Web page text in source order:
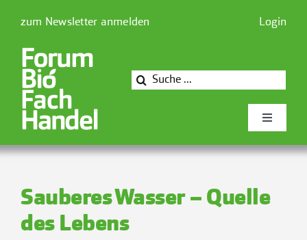
Inhaltzum Newsletter anmelden Login
Suche
Toggle
Forum Biofachhandel
Sauberes Wasser – Quelle
des Lebens